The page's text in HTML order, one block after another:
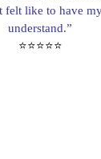
felt like to have
understand.”
⭐⭐⭐⭐⭐